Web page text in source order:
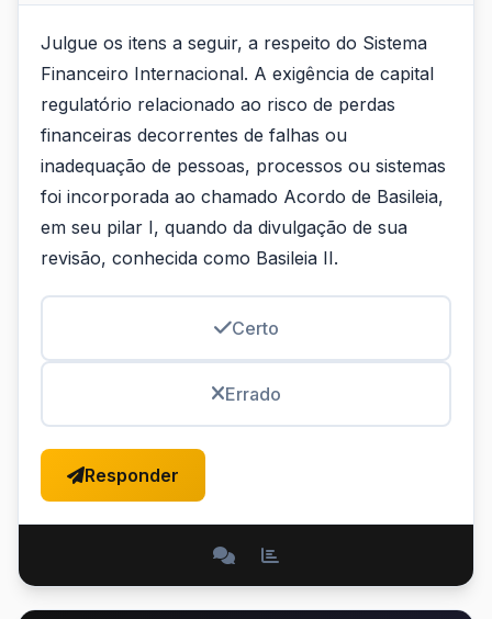
Julgue os itens a seguir, a respeito do Sistema
Financeiro Internacional. A exigência de capital
regulatório relacionado ao risco de perdas
financeiras decorrentes de falhas ou
inadequação de pessoas, processos ou sistemas
foi incorporada ao chamado Acordo de Basileia,
em seu pilar I, quando da divulgação de sua
revisão, conhecida como Basileia II.
Certo
Errado
Responder